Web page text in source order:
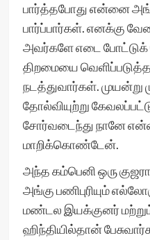
பார்த்தபோது என்னை
பார்ப்பார்கள். எனக்கு
அவர்களே எடை
திறமையை
நடத்துவார்கள். முயன்று
தோல்வியுற்று
சோர்வடைந்து நானே
மாறிக்கொண்டேன்.
அந்த கம்பெனி ஒரு
அங்கு பணிபுரியும்
மண்டல இயக்குனர்
ஹிந்தியில்தான்